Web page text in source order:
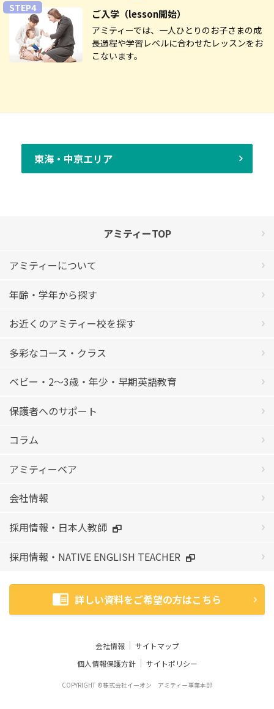
STEP4 ご入学 （lesson開始）
アミティーでは、一人ひとりのお子さまの成
長過程や学習レベルに合わせたレッスンをお
こないます。
東海・中京エリア
アミティーTOP
アミティーについて
年齢・学年から探す
お近くのアミティー校を探す
多彩なコース・クラス
ベビー・2〜3歳・年少・早期英語教育
保護者へのサポート
コラム
アミティーベア
会社情報
採用情報・日本人教師
採用情報・NATIVE ENGLISH TEACHER
詳しい資料をご希望の方はこちら
会社情報
サイトマップ
個人情報保護方針
サイトポリシー
COPYRIGHT ©株式会社イーオン アミティー事業本部